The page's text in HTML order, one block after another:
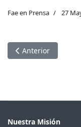
Fae en Prensa 27
Artículo anterior:
Anterior
Nuestra Misión